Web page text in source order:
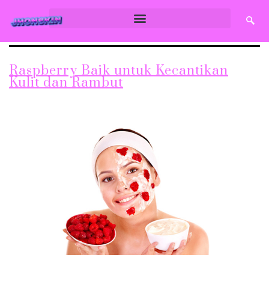
Raspberry Baik untuk Kecantikan
Kulit dan Rambut